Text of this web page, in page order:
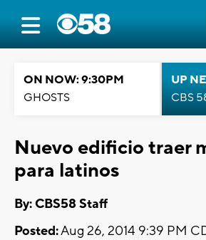
ON NOW: 9:30PM
GHOSTS
UP
CBS
Nuevo edificio traer
para latinos
By: CBS58 Staff
Posted:Aug 26, 2014 9:39 PM